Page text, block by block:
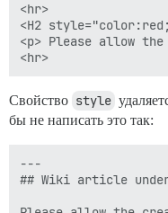
<hr>
<H2
<p> Please allow
Свойство style
бы не написать это так:
---
## Wiki article